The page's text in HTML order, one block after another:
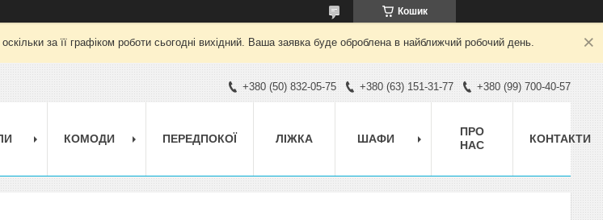
Кошик
за її графіком роботи сьогодні вихідний. Ваша заявка буде оброблена в найближчий робочий день.
+380 (50) 832-05-75 +380 (63) 151-31-77 +380 (99) 700-40-57
КОМОДИ ПЕРЕДПОКОЇ ЛІЖКА ШАФИ
ПРО
НАС
КОНТАКТИ